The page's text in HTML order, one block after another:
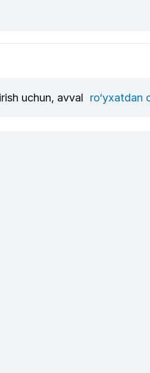
uchun, avval ro‘yxatdan